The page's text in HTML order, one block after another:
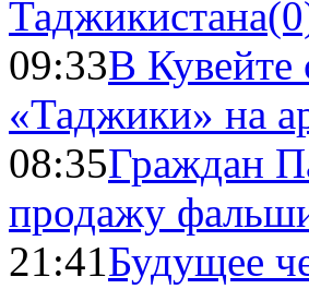
Таджикистана
09:33В Кувейте
«Таджики» на
08:35Граждан
продажу
21:41Будущее